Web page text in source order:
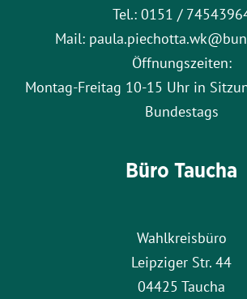
Tel.: 0151 /
Mail:
Öffnungszeiten:
Montag-Freitag 10-15 Uhr in
Bundestags
Büro Taucha
Wahlkreisbüro
Leipziger Str. 44
04425 Taucha